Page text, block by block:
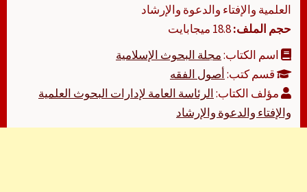
العلمية والإفتاء والدعوة والإرشاد
حجم الملف:
اسم الكتاب:مجلة البحوث الإسلامية
قسم كتب:أصول الفقه
مؤلف الكتاب:الرئاسة العامة لإدارات البحوث العلمية
والإفتاء والدعوة والإرشاد